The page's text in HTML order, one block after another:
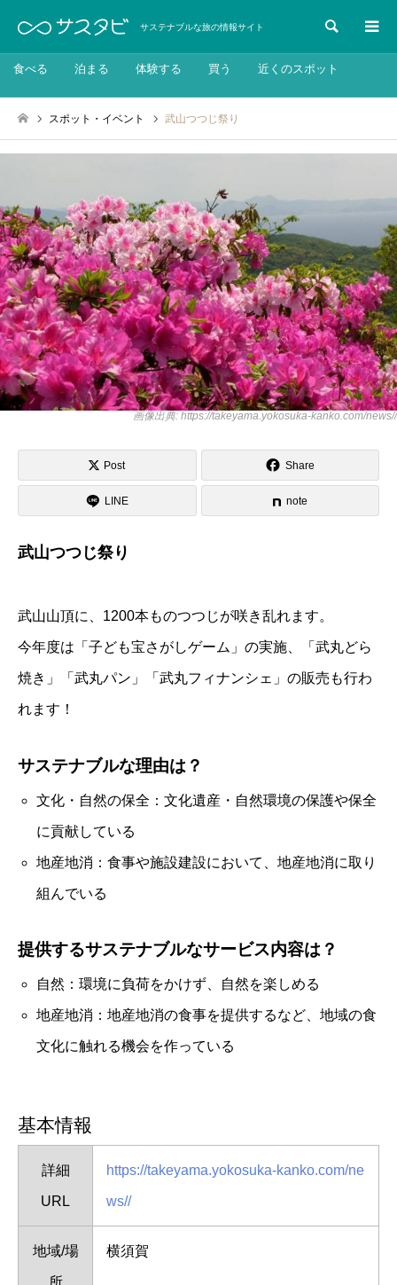
サステナブルな旅の情報サイト 検索
食べる 泊まる 体験する 買う 近くのスポット
スポット・イベント 武山つつじ祭り
画像出典: https://takeyama.yokosuka-kanko.com/news//
Post Share
LINE note
武山つつじ祭り
武山山頂に、1200本ものつつじが咲き乱れます。
今年度は「子ども宝さがしゲーム」の実施、「武丸どら
焼き」「武丸パン」「武丸フィナンシェ」の販売も行わ
れます！
サステナブルな理由は？
文化・自然の保全：文化遺産・自然環境の保護や保全
に貢献している
地産地消：食事や施設建設において、地産地消に取り
組んでいる
提供するサステナブルなサービス内容は？
自然：環境に負荷をかけず、自然を楽しめる
地産地消：地産地消の食事を提供するなど、地域の食
文化に触れる機会を作っている
基本情報
詳細
URL
https://takeyama.yokosuka-kanko.com/ne
ws//
地域/場 横須賀